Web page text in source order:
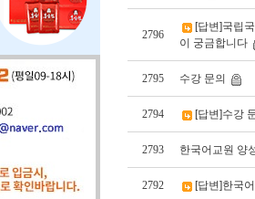
2796
[답변]국립
이 궁금합니다
2795 수강 문의
2794 [답변]수강
2793 한국어교원 양
2792 [답변]한국